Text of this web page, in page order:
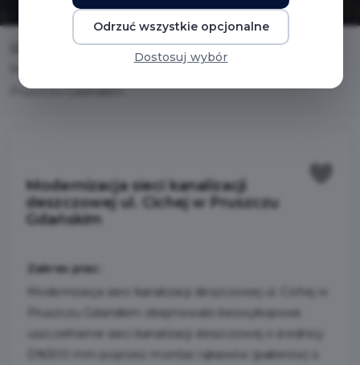
Inwestycje
Pruszczu Gdańskim
Modernizacja sieci kanalizacji
deszczowej ul. Cichej w Pruszczu
Gdańskim
Zakres prac:
Modernizacja sieci kanalizacji deszczowej ul. Cichej w
Pruszczu Gdańskim obejmowało bezwykopowe
uszczelnienie sieci kanalizacji deszczowej o średnicy
DN300 mm poprzez montaż rękawów (pakerów) o
Odrzuć wszystkie opcjonalne
Dostosuj wybór